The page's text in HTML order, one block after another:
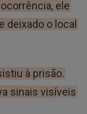
ele
deixado o local
à prisão.
sinais visíveis